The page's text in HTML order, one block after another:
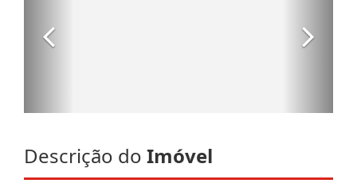
Descrição do Imóvel